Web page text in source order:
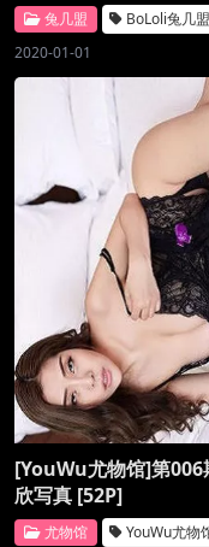
兔几盟 BoLoli兔几盟
2020-01-01
[YouWu尤物馆]第006
欣写真 [52P]
尤物馆 YouWu尤物